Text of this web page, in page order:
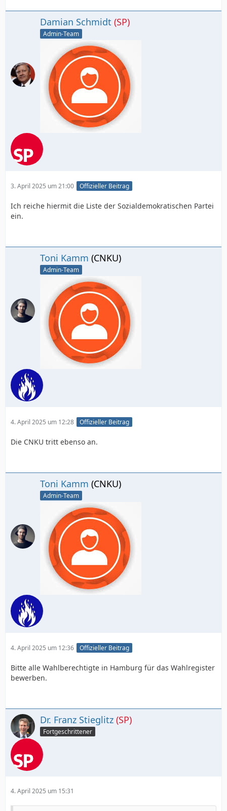
Damian Schmidt (SP)
Admin-Team
3. April 2025 um 21:00 Offizieller Beitrag
Ich reiche hiermit die Liste der Sozialdemokratischen Partei
ein.
Toni Kamm (CNKU)
Admin-Team
4. April 2025 um 12:28 Offizieller Beitrag
Die CNKU tritt ebenso an.
Toni Kamm (CNKU)
Admin-Team
4. April 2025 um 12:36 Offizieller Beitrag
Bitte alle Wahlberechtigte in Hamburg für das Wahlregister
bewerben.
Dr. Franz Stieglitz (SP)
Fortgeschrittener
4. April 2025 um 15:31